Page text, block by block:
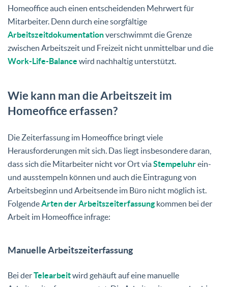
Homeoffice auch einen entscheidenden Mehrwert für
Mitarbeiter. Denn durch eine sorgfältige
Arbeitszeitdokumentationverschwimmt die Grenze
zwischen Arbeitszeit und Freizeit nicht unmittelbar und die
Work-Life-Balance wird nachhaltig unterstützt.
Wie kann man die Arbeitszeit im
Homeoffice erfassen?
Die Zeiterfassung im Homeoffice bringt viele
Herausforderungen mit sich. Das liegt insbesondere daran,
dass sich die Mitarbeiter nicht vor Ort viaStempeluhrein-
und ausstempeln können und auch die Eintragung von
Arbeitsbeginn und Arbeitsende im Büro nicht möglich ist.
FolgendeArten der Arbeitszeiterfassungkommen bei der
Arbeit im Homeoffice infrage:
Manuelle Arbeitszeiterfassung
Bei derTelearbeitwird gehäuft auf eine manuelle